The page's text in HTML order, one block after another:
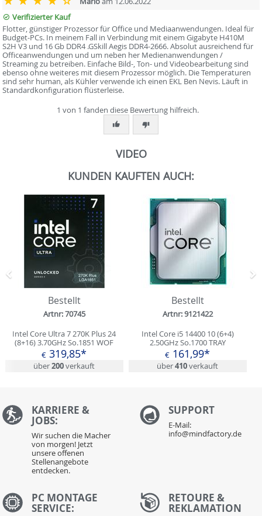
Verifizierter Kauf
Flotter, günstiger Prozessor für Office und Mediaanwendungen. Ideal für
Budget-PCs. In meinem Fall in Verbindung mit einem Gigabyte H410M
S2H V3 und 16 Gb DDR4 .GSkill Aegis DDR4-2666. Absolut ausreichend für
Officeanwendungen und um neben her Medienanwendungen /
Streaming zu betreiben. Einfache Bild-, Ton- und Videobearbeitung sind
ebenso ohne weiteres mit diesem Prozessor möglich. Die Temperaturen
sind sehr human, als Kühler verwende ich einen EKL Ben Nevis. Läuft in
Standardkonfiguration flüsterleise.
1 von 1 fanden diese Bewertung hilfreich.
VIDEO
KUNDEN KAUFTEN AUCH:
Bestellt
Artnr: 70745
Intel Core Ultra 7 270K Plus 24
(8+16) 3.70GHz So.1851 WOF
€ 319,85*
über200verkauft
Bestellt
Artnr: 9121422
Intel Core i5 14400 10 (6+4)
2.50GHz So.1700 TRAY
€ 161,99*
über410verkauft
Zurück
KARRIERE &
JOBS:
Wir suchen die Macher
von morgen! Jetzt
unsere offenen
Stellenangebote
entdecken.
SUPPORT
E-Mail:
info@mindfactory.de
PC MONTAGE
SERVICE:
RETOURE &
REKLAMATION